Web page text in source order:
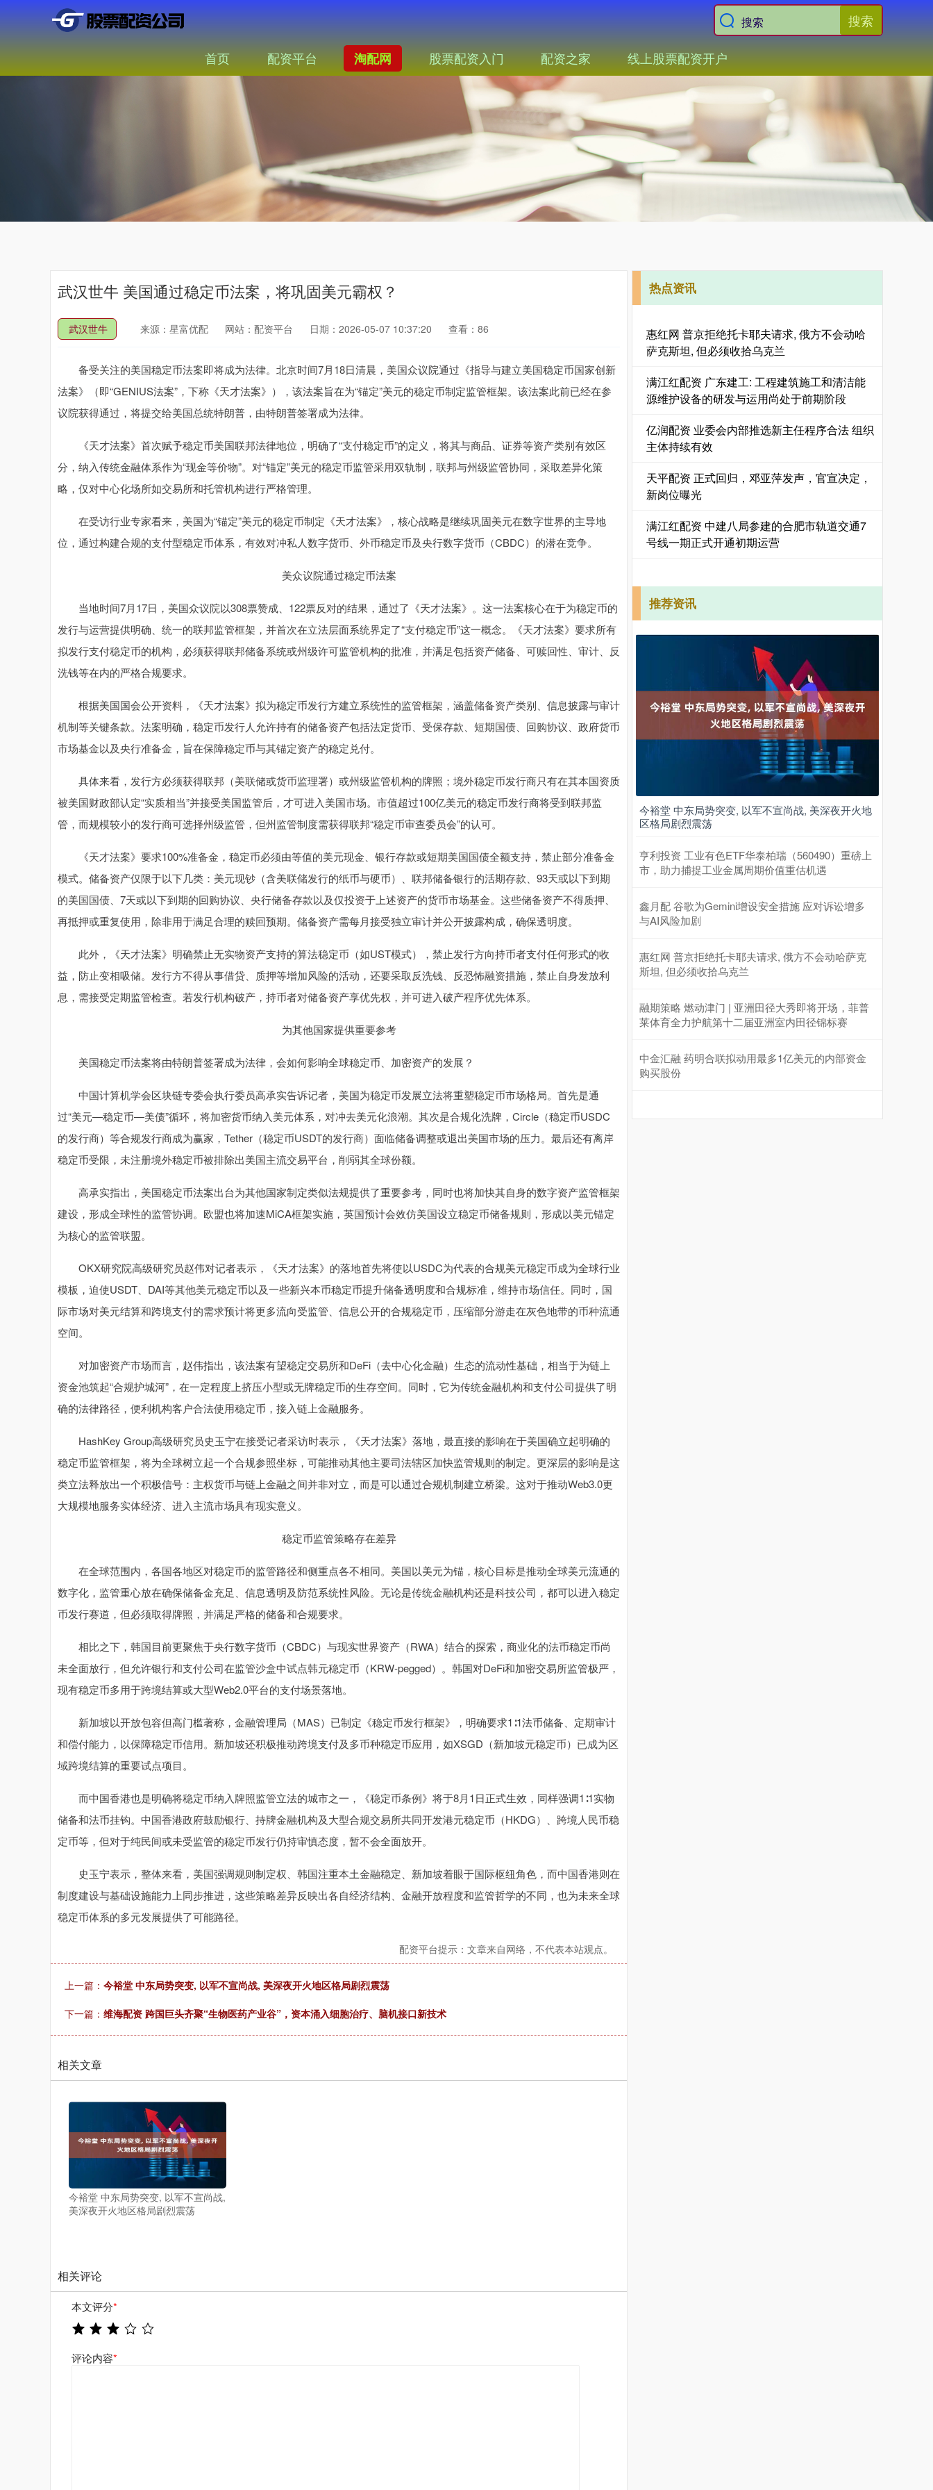
搜索
首页 配资平台 淘配网 股票配资入门 配资之家 线上股票配资开户
武汉世牛 美国通过稳定币法案，将巩固美元霸权？
武汉世牛 来源：星富优配 网站：配资平台 日期：2026-05-07 10:37:20 查看：86
备受关注的美国稳定币法案即将成为法律。北京时间7月18日清晨，美国众议院通过《指导与建立美国稳定币国家创新
法案》（即“GENIUS法案”，下称《天才法案》），该法案旨在为“锚定”美元的稳定币制定监管框架。该法案此前已经在参
议院获得通过，将提交给美国总统特朗普，由特朗普签署成为法律。
《天才法案》首次赋予稳定币美国联邦法律地位，明确了“支付稳定币”的定义，将其与商品、证券等资产类别有效区
分，纳入传统金融体系作为“现金等价物”。对“锚定”美元的稳定币监管采用双轨制，联邦与州级监管协同，采取差异化策
略，仅对中心化场所如交易所和托管机构进行严格管理。
在受访行业专家看来，美国为“锚定”美元的稳定币制定《天才法案》，核心战略是继续巩固美元在数字世界的主导地
位，通过构建合规的支付型稳定币体系，有效对冲私人数字货币、外币稳定币及央行数字货币（CBDC）的潜在竞争。
美众议院通过稳定币法案
当地时间7月17日，美国众议院以308票赞成、122票反对的结果，通过了《天才法案》。这一法案核心在于为稳定币的
发行与运营提供明确、统一的联邦监管框架，并首次在立法层面系统界定了“支付稳定币”这一概念。《天才法案》要求所有
拟发行支付稳定币的机构，必须获得联邦储备系统或州级许可监管机构的批准，并满足包括资产储备、可赎回性、审计、反
洗钱等在内的严格合规要求。
根据美国国会公开资料，《天才法案》拟为稳定币发行方建立系统性的监管框架，涵盖储备资产类别、信息披露与审计
机制等关键条款。法案明确，稳定币发行人允许持有的储备资产包括法定货币、受保存款、短期国债、回购协议、政府货币
市场基金以及央行准备金，旨在保障稳定币与其锚定资产的稳定兑付。
具体来看，发行方必须获得联邦（美联储或货币监理署）或州级监管机构的牌照；境外稳定币发行商只有在其本国资质
被美国财政部认定“实质相当”并接受美国监管后，才可进入美国市场。市值超过100亿美元的稳定币发行商将受到联邦监
管，而规模较小的发行商可选择州级监管，但州监管制度需获得联邦“稳定币审查委员会”的认可。
《天才法案》要求100%准备金，稳定币必须由等值的美元现金、银行存款或短期美国国债全额支持，禁止部分准备金
模式。储备资产仅限于以下几类：美元现钞（含美联储发行的纸币与硬币）、联邦储备银行的活期存款、93天或以下到期
的美国国债、7天或以下到期的回购协议、央行储备存款以及仅投资于上述资产的货币市场基金。这些储备资产不得质押、
再抵押或重复使用，除非用于满足合理的赎回预期。储备资产需每月接受独立审计并公开披露构成，确保透明度。
此外，《天才法案》明确禁止无实物资产支持的算法稳定币（如UST模式），禁止发行方向持币者支付任何形式的收
益，防止变相吸储。发行方不得从事借贷、质押等增加风险的活动，还要采取反洗钱、反恐怖融资措施，禁止自身发放利
息，需接受定期监管检查。若发行机构破产，持币者对储备资产享优先权，并可进入破产程序优先体系。
为其他国家提供重要参考
美国稳定币法案将由特朗普签署成为法律，会如何影响全球稳定币、加密资产的发展？
中国计算机学会区块链专委会执行委员高承实告诉记者，美国为稳定币发展立法将重塑稳定币市场格局。首先是通
过“美元—稳定币—美债”循环，将加密货币纳入美元体系，对冲去美元化浪潮。其次是合规化洗牌，Circle（稳定币USDC
的发行商）等合规发行商成为赢家，Tether（稳定币USDT的发行商）面临储备调整或退出美国市场的压力。最后还有离岸
稳定币受限，未注册境外稳定币被排除出美国主流交易平台，削弱其全球份额。
高承实指出，美国稳定币法案出台为其他国家制定类似法规提供了重要参考，同时也将加快其自身的数字资产监管框架
建设，形成全球性的监管协调。欧盟也将加速MiCA框架实施，英国预计会效仿美国设立稳定币储备规则，形成以美元锚定
为核心的监管联盟。
OKX研究院高级研究员赵伟对记者表示，《天才法案》的落地首先将使以USDC为代表的合规美元稳定币成为全球行业
模板，迫使USDT、DAI等其他美元稳定币以及一些新兴本币稳定币提升储备透明度和合规标准，维持市场信任。同时，国
际市场对美元结算和跨境支付的需求预计将更多流向受监管、信息公开的合规稳定币，压缩部分游走在灰色地带的币种流通
空间。
对加密资产市场而言，赵伟指出，该法案有望稳定交易所和DeFi（去中心化金融）生态的流动性基础，相当于为链上
资金池筑起“合规护城河”，在一定程度上挤压小型或无牌稳定币的生存空间。同时，它为传统金融机构和支付公司提供了明
确的法律路径，便利机构客户合法使用稳定币，接入链上金融服务。
HashKey Group高级研究员史玉宁在接受记者采访时表示，《天才法案》落地，最直接的影响在于美国确立起明确的
稳定币监管框架，将为全球树立起一个合规参照坐标，可能推动其他主要司法辖区加快监管规则的制定。更深层的影响是这
类立法释放出一个积极信号：主权货币与链上金融之间并非对立，而是可以通过合规机制建立桥梁。这对于推动Web3.0更
大规模地服务实体经济、进入主流市场具有现实意义。
稳定币监管策略存在差异
在全球范围内，各国各地区对稳定币的监管路径和侧重点各不相同。美国以美元为锚，核心目标是推动全球美元流通的
数字化，监管重心放在确保储备金充足、信息透明及防范系统性风险。无论是传统金融机构还是科技公司，都可以进入稳定
币发行赛道，但必须取得牌照，并满足严格的储备和合规要求。
相比之下，韩国目前更聚焦于央行数字货币（CBDC）与现实世界资产（RWA）结合的探索，商业化的法币稳定币尚
未全面放行，但允许银行和支付公司在监管沙盒中试点韩元稳定币（KRW-pegged）。韩国对DeFi和加密交易所监管极严，
现有稳定币多用于跨境结算或大型Web2.0平台的支付场景落地。
新加坡以开放包容但高门槛著称，金融管理局（MAS）已制定《稳定币发行框架》，明确要求1∶1法币储备、定期审计
和偿付能力，以保障稳定币信用。新加坡还积极推动跨境支付及多币种稳定币应用，如XSGD（新加坡元稳定币）已成为区
域跨境结算的重要试点项目。
而中国香港也是明确将稳定币纳入牌照监管立法的城市之一，《稳定币条例》将于8月1日正式生效，同样强调1∶1实物
储备和法币挂钩。中国香港政府鼓励银行、持牌金融机构及大型合规交易所共同开发港元稳定币（HKDG）、跨境人民币稳
定币等，但对于纯民间或未受监管的稳定币发行仍持审慎态度，暂不会全面放开。
史玉宁表示，整体来看，美国强调规则制定权、韩国注重本土金融稳定、新加坡着眼于国际枢纽角色，而中国香港则在
制度建设与基础设施能力上同步推进，这些策略差异反映出各自经济结构、金融开放程度和监管哲学的不同，也为未来全球
稳定币体系的多元发展提供了可能路径。
配资平台提示：文章来自网络，不代表本站观点。
上一篇： 今裕堂 中东局势突变, 以军不宣尚战, 美深夜开火地区格局剧烈震荡
下一篇： 维海配资 跨国巨头齐聚“生物医药产业谷”，资本涌入细胞治疗、脑机接口新技术
相关文章
今裕堂 中东局势突变, 以军不宣尚战,
美深夜开火地区格局剧烈震荡
相关评论
本文评分*
评论内容*
热点资讯
惠红网 普京拒绝托卡耶夫请求, 俄方不会动哈
萨克斯坦, 但必须收拾乌克兰
满江红配资 广东建工: 工程建筑施工和清洁能
源维护设备的研发与运用尚处于前期阶段
亿润配资 业委会内部推选新主任程序合法 组织
主体持续有效
天平配资 正式回归，邓亚萍发声，官宣决定，
新岗位曝光
满江红配资 中建八局参建的合肥市轨道交通7
号线一期正式开通初期运营
推荐资讯
今裕堂 中东局势突变, 以军不宣尚战, 美深夜开火地
区格局剧烈震荡
亨利投资 工业有色ETF华泰柏瑞（560490）重磅上
市，助力捕捉工业金属周期价值重估机遇
鑫月配 谷歌为Gemini增设安全措施 应对诉讼增多
与AI风险加剧
惠红网 普京拒绝托卡耶夫请求, 俄方不会动哈萨克
斯坦, 但必须收拾乌克兰
融期策略 燃动津门 | 亚洲田径大秀即将开场，菲普
莱体育全力护航第十二届亚洲室内田径锦标赛
中金汇融 药明合联拟动用最多1亿美元的内部资金
购买股份